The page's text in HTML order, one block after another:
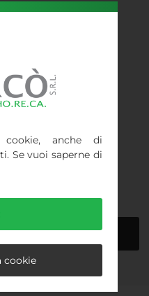
anche di
Se vuoi saperne di
cookie